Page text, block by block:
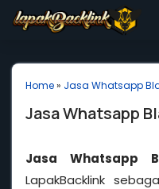
Home» Jasa Whatsapp
Jasa Whatsapp
Jasa Whatsapp
LapakBacklink